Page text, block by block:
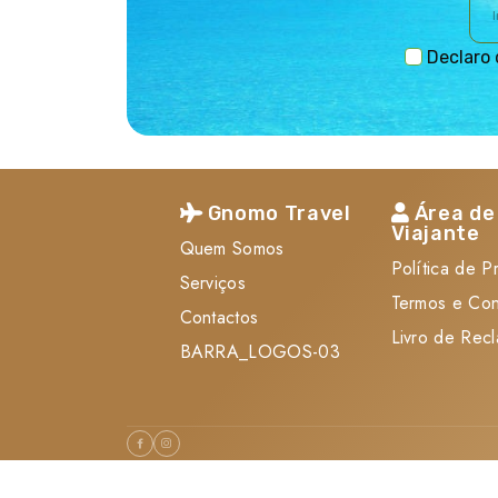
Declaro
Gnomo Travel
Quem Somos
Serviços
Contactos
BARRA_LOGOS-03
Área de
Viajante
Política de
Termos e
Livro de